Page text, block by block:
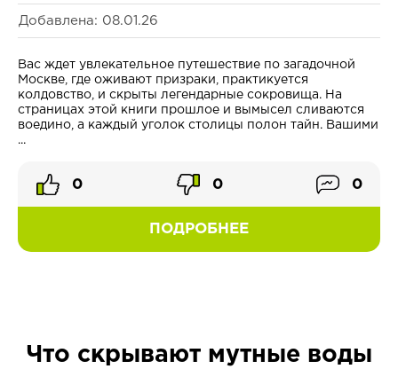
Добавлена: 08.01.26
Вас ждет увлекательное путешествие по загадочной
Москве, где оживают призраки, практикуется
колдовство, и скрыты легендарные сокровища. На
страницах этой книги прошлое и вымысел сливаются
воедино, а каждый уголок столицы полон тайн. Вашими
...
ПОДРОБНЕЕ
0 0 0
Что скрывают мутные воды